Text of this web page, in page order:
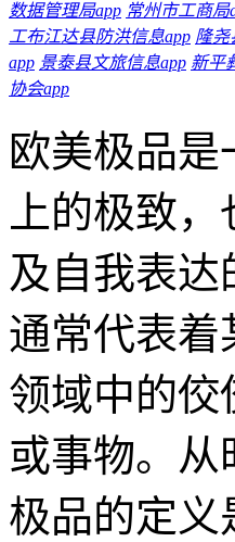
数据管理局app 常州市工商局
工布江达县防洪信息app 隆尧
app 景泰县文旅信息app 新平
协会app
欧美极品
上的极致
及自我表达
通常代表着
领域中的佼
或事物。
极品的定义